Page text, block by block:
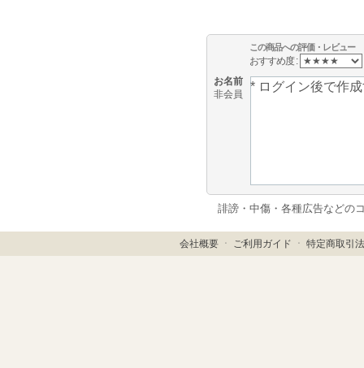
この商品への評価・レビュー
おすすめ度 :
お名前
非会員
誹謗・中傷・各種広告などの
会社概要 ㆍ ご利用ガイド ㆍ特定商取引